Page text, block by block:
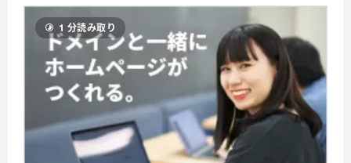
ー
ム
（2022）
に
つ
い
て
さ
ら
に
読
む
1 分読み取り